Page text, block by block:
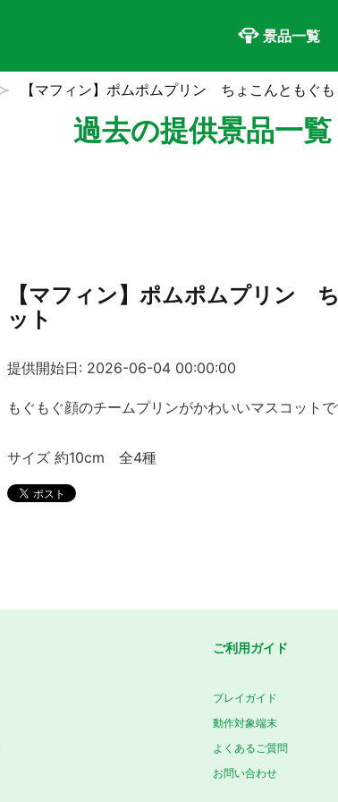
景品一覧
【マフィン】ポムポムプリン ちょこんともぐも
過去の提供景品一覧
【マフィン】ポムポムプリン
ット
提供開始日: 2026-06-04 00:00:00
もぐもぐ顔のチームプリンがかわいいマスコットで
サイズ 約10cm 全4種
ご利用ガイド
プレイガイド
動作対象端末
よくあるご質問
お問い合わせ